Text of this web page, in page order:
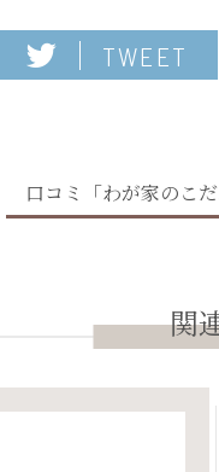
TWEET
口コミ「わが家のこ
関